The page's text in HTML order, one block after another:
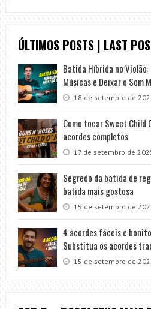
ÚLTIMOS POSTS | LAST
Batida Híbrida no
Músicas e Deixar o Som
18 de setembro de
Como tocar Sweet Child
acordes completos
17 de setembro de
Segredo da batida de
batida mais gostosa
15 de setembro de
4 acordes fáceis e
Substitua os acordes
15 de setembro de